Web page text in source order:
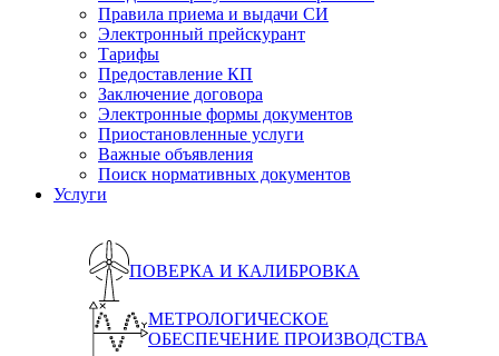
Правила приема и выдачи СИ
Электронный прейскурант
Тарифы
Предоставление КП
Заключение договора
Электронные формы документов
Приостановленные услуги
Важные объявления
Поиск нормативных документов
Услуги
ПОВЕРКА И КАЛИБРОВКА
МЕТРОЛОГИЧЕСКОЕ
ОБЕСПЕЧЕНИЕ ПРОИЗВОДСТВА